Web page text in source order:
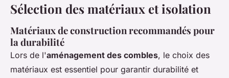
Sélection des matériaux et isolation
Matériaux de construction recommandés pour
la durabilité
Lors de l'aménagement des combles, le choix des
matériaux est essentiel pour garantir durabilité et